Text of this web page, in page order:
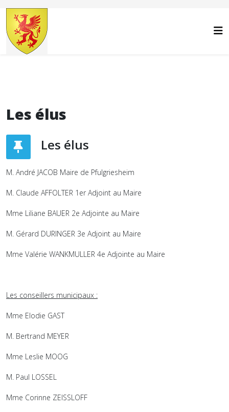
Les élus
Les élus
M. André JACOB Maire de Pfulgriesheim
M. Claude AFFOLTER 1er Adjoint au Maire
Mme Liliane BAUER 2e Adjointe au Maire
M. Gérard DURINGER 3e Adjoint au Maire
Mme Valérie WANKMULLER 4e Adjointe au Maire
Les conseillers municipaux :
Mme Elodie GAST
M. Bertrand MEYER
Mme Leslie MOOG
M. Paul LOSSEL
Mme Corinne ZEISSLOFF
précédente
précédent
suivante
suivant